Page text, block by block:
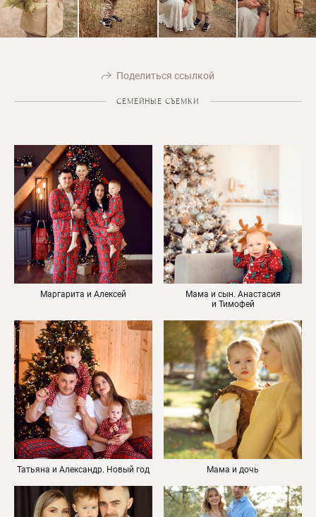
Поделиться ссылкой
СЕМЕЙНЫЕ СЪЕМКИ
Маргарита и Алексей
Мама и сын. Анастасия
и Тимофей
Татьяна и Александр. Новый год Мама и дочь